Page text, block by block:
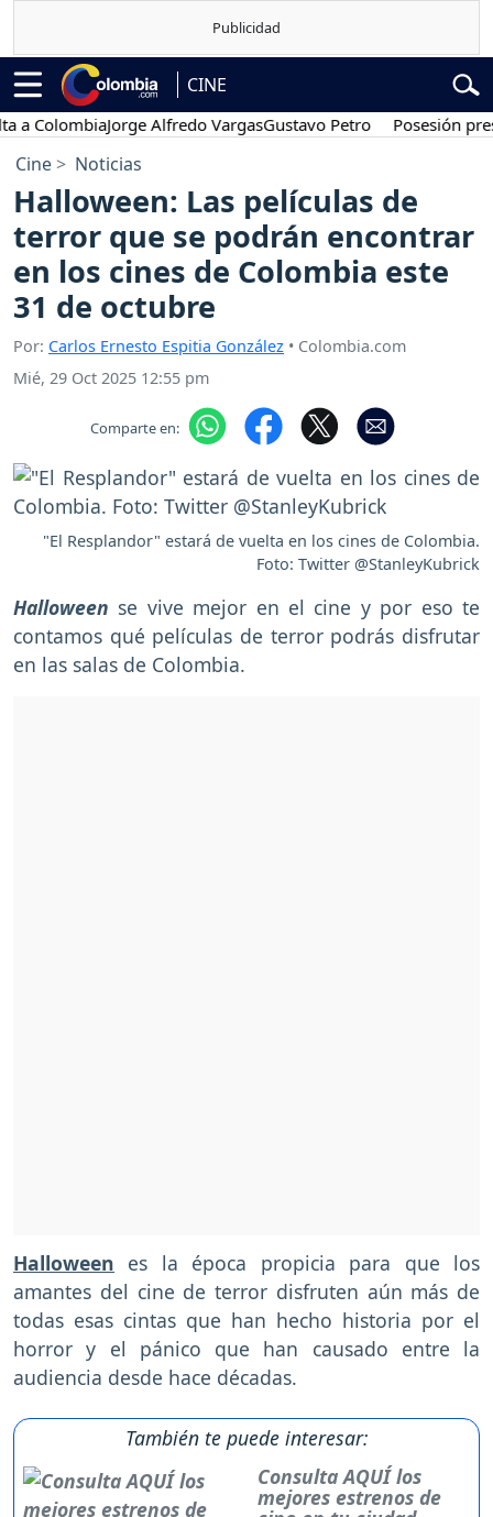
CINE
Jorge Alfredo Vargas Gustavo Petro Posesión
Cine Noticias
Halloween: Las películas de
terror que se podrán encontrar
en los cines de Colombia este
31 de octubre
Por: Carlos Ernesto Espitia González • Colombia.com
Mié, 29 Oct 2025 12:55 pm
Comparte en:
"El Resplandor" estará de vuelta en los cines de Colombia.
Foto: Twitter @StanleyKubrick
Halloween se vive mejor en el cine y por eso te
contamos qué películas de terror podrás disfrutar
en las salas de Colombia.
Halloween es la época propicia para que los
amantes del cine de terror disfruten aún más de
todas esas cintas que han hecho historia por el
horror y el pánico que han causado entre la
audiencia desde hace décadas.
También te puede interesar:
Consulta AQUÍ los
mejores estrenos de